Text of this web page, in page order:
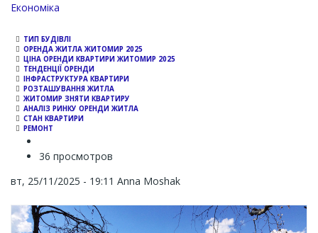
Channel
Економіка
ТИП БУДІВЛІ
ОРЕНДА ЖИТЛА ЖИТОМИР 2025
ЦІНА ОРЕНДИ КВАРТИРИ ЖИТОМИР 2025
ТЕНДЕНЦІЇ ОРЕНДИ
ІНФРАСТРУКТУРА КВАРТИРИ
РОЗТАШУВАННЯ ЖИТЛА
ЖИТОМИР ЗНЯТИ КВАРТИРУ
АНАЛІЗ РИНКУ ОРЕНДИ ЖИТЛА
СТАН КВАРТИРИ
РЕМОНТ
36 просмотров
вт, 25/11/2025 - 19:11 Anna Moshak